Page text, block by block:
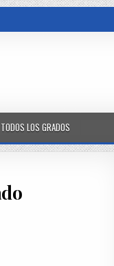
TODOS LOS GRADOS